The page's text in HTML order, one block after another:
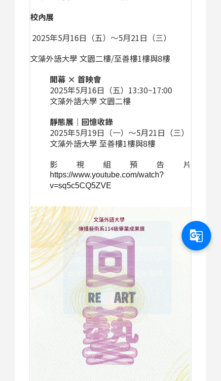
校內展
2025年5月16日（五）～5月21日（三）
文藻外語大學 文園二樓/至善樓1樓與8樓
開幕 × 首映會
2025年5月16日（五）13:30~17:00
文藻外語大學 文園二樓
靜態展｜回憶收錄
2025年5月19日（一）～5月21日（三）
文藻外語大學 至善樓1樓與8樓
影視組預告片
https://www.youtube.com/watch?
v=sq5c5CQ5ZVE
g_translate Language
請點選此按鈕來選擇您喜歡的語
言來瀏覽本網站。
此網站的翻譯是由Google 翻譯
提供。
關閉
g_translate